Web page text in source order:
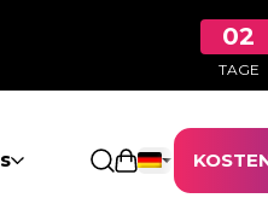
02
TAGE